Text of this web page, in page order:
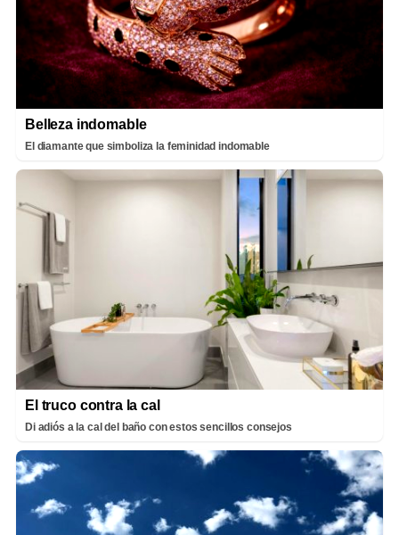
Belleza indomable
El diamante que simboliza la feminidad indomable
El truco contra la cal
Di adiós a la cal del baño con estos sencillos consejos